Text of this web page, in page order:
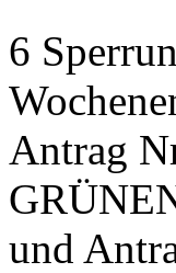
6
Antrag
und